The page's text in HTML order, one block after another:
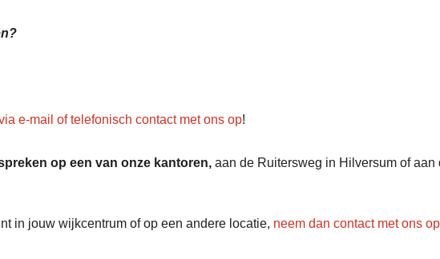
e-mail of telefonisch contact met ons op!
op een van onze kantoren,aan de Ruitersweg in Hilversum of aan
in jouw wijkcentrum of op een andere locatie, neem dan contact met ons op